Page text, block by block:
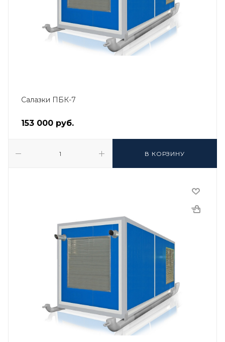
Салазки ПБК-7
153 000 руб.
В КОРЗИНУ